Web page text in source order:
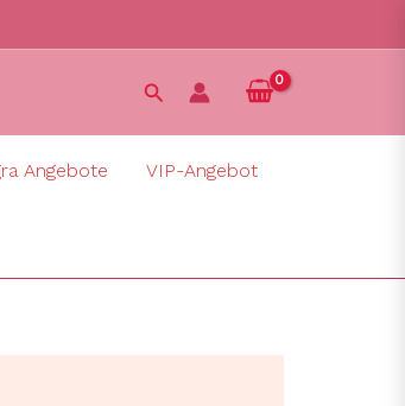
Suchen
Angebote VIP-Angebot